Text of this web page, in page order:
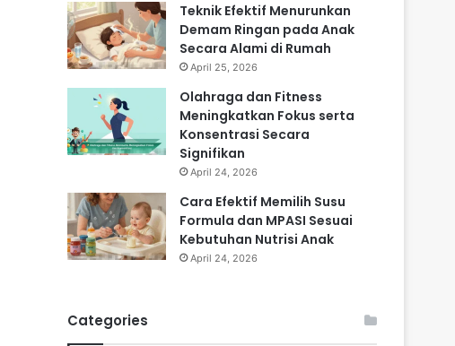
Teknik Efektif Menurunkan
Demam Ringan pada Anak
Secara Alami di Rumah
April 25, 2026
Olahraga dan Fitness
Meningkatkan Fokus serta
Konsentrasi Secara
Signifikan
April 24, 2026
Cara Efektif Memilih Susu
Formula dan MPASI Sesuai
Kebutuhan Nutrisi Anak
April 24, 2026
Categories